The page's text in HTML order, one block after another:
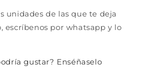
unidades de las que te deja
escríbenos por whatsapp y lo
gustar? Enséñaselo